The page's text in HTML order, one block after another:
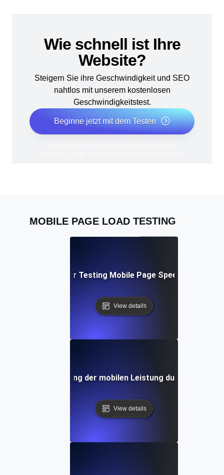
Wie schnell ist Ihre
Website?
Steigern Sie ihre Geschwindigkeit und SEO
nahtlos mit unserem kostenlosen
Geschwindigkeitstest.
Beginne jetzt mit dem Testen
MOBILE PAGE LOAD TESTING
Best Practices for Testing Mobile Page Speed Across
View details
Verbesserung der mobilen Leistung durch
View details